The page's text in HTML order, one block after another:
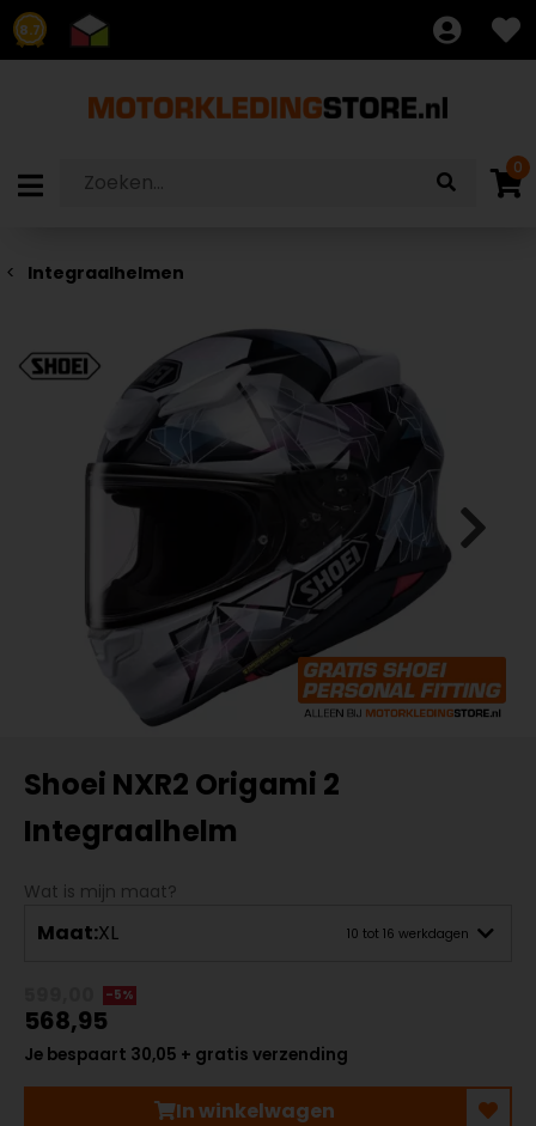
8.7
0
Integraalhelmen
Shoei NXR2 Origami 2
Integraalhelm
Wat is mijn maat?
Maat:XL 10 tot 16 werkdagen
-5%
568,95
Je bespaart 30,05 + gratis verzending
In winkelwagen